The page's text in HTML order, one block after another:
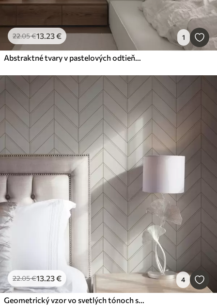
22.05€13.23€ 1
Abstraktné tvary v pastelových odtieňoch
22.05€13.23€ 4
Geometrický vzor vo svetlých tónoch s líniami